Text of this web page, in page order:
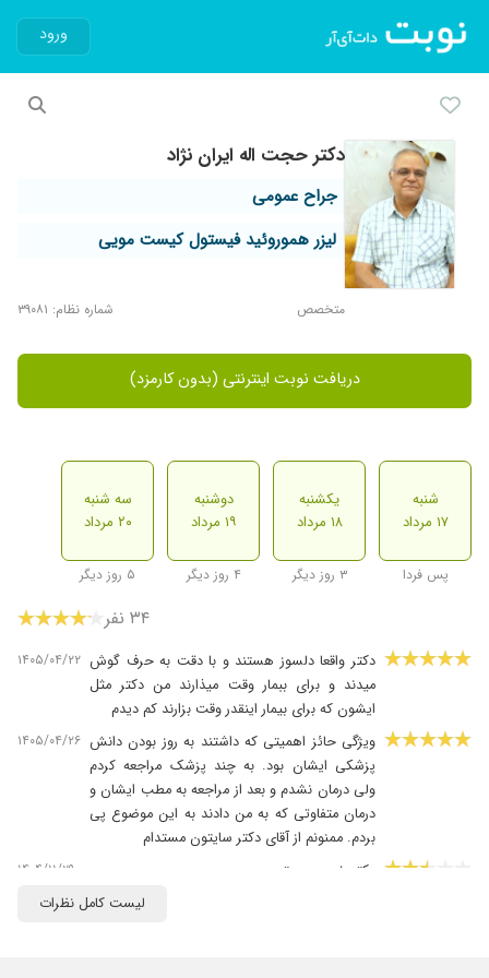
ورود
دکتر حجت اله ایران نژاد
جراح عمومی
لیزر هموروئید فیستول کیست مویی
متخصص شماره نظام: ۳۹۰۸۱
دریافت نوبت اینترنتی (بدون کارمزد)
شنبه
۱۷ مرداد
پس فردا
یکشنبه
۱۸ مرداد
۳ روز دیگر
دوشنبه
۱۹ مرداد
۴ روز دیگر
سه شنبه
۲۰ مرداد
۵ روز دیگر
۳۴ نفر
دکتر واقعا دلسوز هستند و با دقت به حرف گوش
میدند و برای ببمار وقت میذارند من دکتر مثل
ایشون که برای بیمار اینقدر وقت بزارند کم دیدم
۱۴۰۵/۰۴/۲۲
ویژگی حائز اهمیتی که داشتند به روز بودن دانش
پزشکی ایشان بود. به چند پزشک مراجعه کردم
ولی درمان نشدم و بعد از مراجعه به مطب ایشان و
درمان متفاوتی که به من دادند به این موضوع پی
بردم. ممنونم از آقای دکتر سایتون مستدام
۱۴۰۵/۰۴/۲۶
دکتر خوبی هستن ۱۴۰۴/۱۱/۲۹
۱۴۰۵/۰۲/۰۹
لیست کامل نظرات